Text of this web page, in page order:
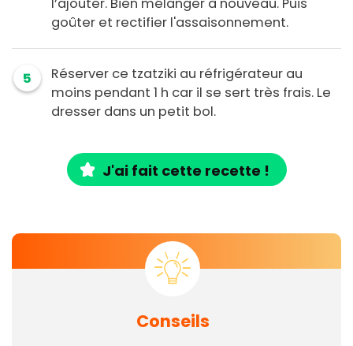
goûter et rectifier l'assaisonnement.
5
Réserver ce tzatziki au réfrigérateur au
moins pendant 1 h car il se sert très frais. Le
dresser dans un petit bol.
J'ai fait cette recette !
Conseils